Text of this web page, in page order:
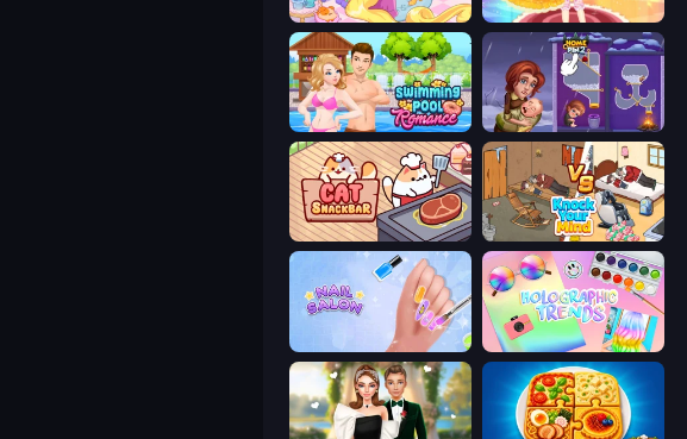
Fairy Room - Decor Game Royal Glow Princess Makeover
Swimming Pool Romance Home Pin 2
Cat Snack Bar Knock Your Mind
Nail Salon Holographic Trends